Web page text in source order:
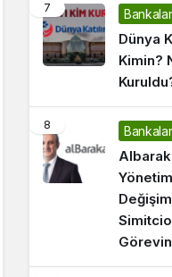
7 Bankalar
Dünya
Kimin?
8 Bankalar